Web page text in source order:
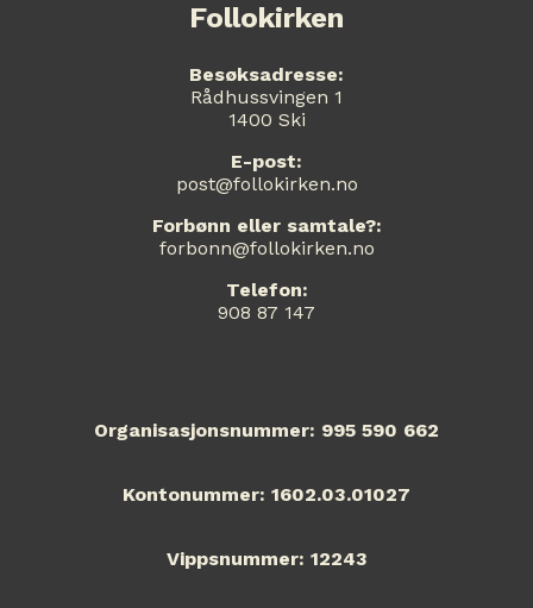
Follokirken
Besøksadresse:
Rådhussvingen 1
1400 Ski
E-post:
post@follokirken.no
Forbønn eller samtale?:
forbonn@follokirken.no
Telefon:
908 87 147
Organisasjonsnummer: 995 590 662
Kontonummer: 1602.03.01027
Vippsnummer: 12243